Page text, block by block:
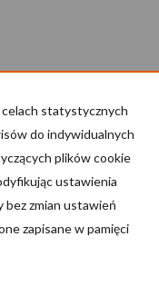
Kontakt
statystycznych
do indywidualnych
plików cookie
ustawienia
zmian ustawień
zapisane w pamięci